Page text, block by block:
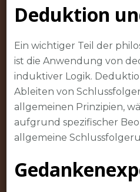
Deduktion
Ein wichtiger Teil der
ist die Anwendung von
induktiver Logik.
Ableiten von
allgemeinen Prinzipien,
aufgrund spezifischer
allgemeine